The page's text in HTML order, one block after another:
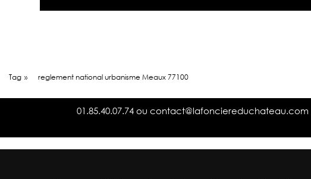
Tag » reglement national urbanisme Meaux 77100
01.85.40.07.74 ou contact@lafonciereduchateau.com